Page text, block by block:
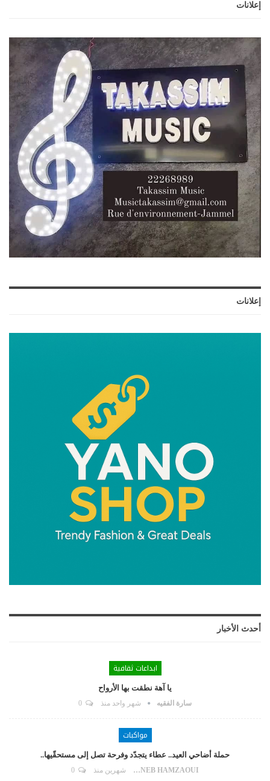
إعلانات
إعلانات
أحدث الأخبار
ابداعات ثقافية
يا آهة نطقت بها الأرواح
سارة الفقيه شهر واحد منذ
مواكبات
حملة أضاحي العيد.. عطاء يتجدّد وفرحة تصل إلى مستحقّيها..
ZAYNEB HAMZAOUI شهرين منذ